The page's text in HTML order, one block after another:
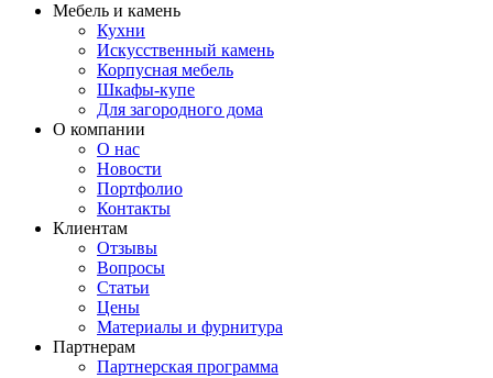
Мебель и камень
Кухни
Искусственный камень
Корпусная мебель
Шкафы-купе
Для загородного дома
О компании
О нас
Новости
Портфолио
Контакты
Клиентам
Отзывы
Вопросы
Статьи
Цены
Материалы и фурнитура
Партнерам
Партнерская программа